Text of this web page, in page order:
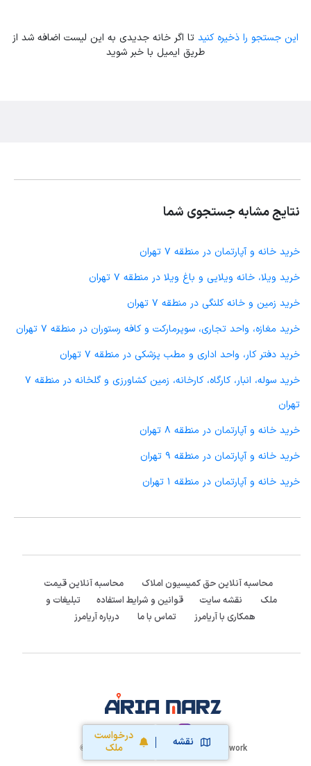
نقشه
درخواست
ملک
این جستجو را ذخیره کنید تا اگر خانه جدیدی به این لیست اضافه شد از
طریق ایمیل با خبر شوید
نتایج مشابه جستجوی شما
خرید خانه و آپارتمان در منطقه 7 تهران
خرید ویلا، خانه ویلایی و باغ ویلا در منطقه 7 تهران
خرید زمین و خانه کلنگی در منطقه 7 تهران
خرید مغازه، واحد تجاری، سوپرمارکت و کافه رستوران در منطقه 7 تهران
خرید دفتر کار، واحد اداری و مطب پزشکی در منطقه 7 تهران
خرید سوله، انبار، کارگاه، کارخانه، زمین کشاورزی و گلخانه در منطقه 7
تهران
خرید خانه و آپارتمان در منطقه 8 تهران
خرید خانه و آپارتمان در منطقه 9 تهران
خرید خانه و آپارتمان در منطقه 1 تهران
محاسبه آنلاین حق کمیسیون املاک
محاسبه آنلاین قیمت
ملک
نقشه سایت قوانین و شرایط استفاده
تبلیغات و
همکاری با آریامرز
تماس با ما درباره آریامرز
Aria Marz Real Estate Network
2020-2026 ©